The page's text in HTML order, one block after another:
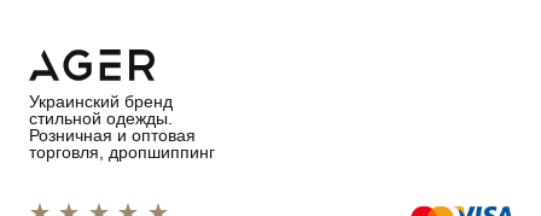
Украинский бренд
стильной одежды.
Розничная и оптовая
торговля, дропшиппинг